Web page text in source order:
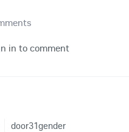
in to comment
door31gender